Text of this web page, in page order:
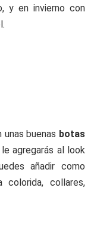
y en invierno con
buenas botas
agregarás al look
añadir como
collares,